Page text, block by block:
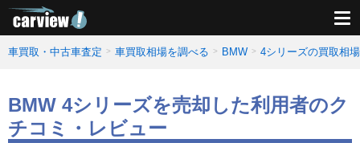
車買取・中古車査定 車買取相場を調べる BMW 4シリーズの買取相
BMW 4シリーズを売却した利用者のク
チコミ・レビュー